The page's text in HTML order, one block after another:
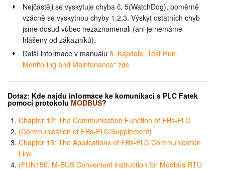
Nejčastěji se vyskytuje chyba č. 5(WatchDog), poměrně
vzácně se vyskytnou chyby 1,2,3. Výskyt ostatních chyb
jsme dosud vůbec nezaznamenali (ani je nemáme
hlášeny od zákazníků).
Další informace v manuálu 8. Kapitola „Test Run,
Monitoring and Maintenance“ zde
Dotaz: Kde najdu informace ke komunikaci s PLC Fatek
pomocí protokolu MODBUS?
Chapter 12: The Communication Function of FBs-PLC
(Communication of FBs-PLC/Supplement)
Chapter 13: The Applications of FBs-PLC Communication
Link
(FUN150: M-BUS Convenient instruction for Modbus RTU